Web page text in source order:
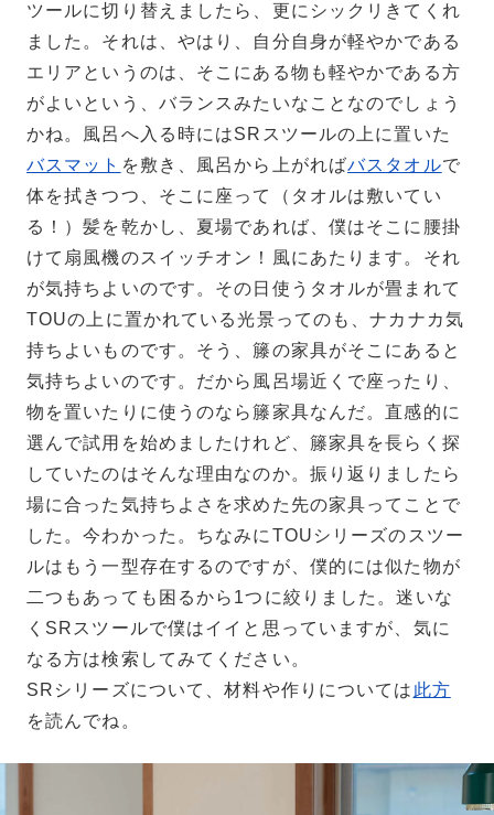
ツールに切り替えましたら、更にシックリきてくれ
ました。それは、やはり、自分自身が軽やかである
エリアというのは、そこにある物も軽やかである方
がよいという、バランスみたいなことなのでしょう
かね。風呂へ入る時にはSRスツールの上に置いた
バスマット を敷き、風呂から上がればバスタオルで
体を拭きつつ、そこに座って（タオルは敷いてい
る！）髪を乾かし、夏場であれば、僕はそこに腰掛
けて扇風機のスイッチオン！風にあたります。それ
が気持ちよいのです。その日使うタオルが畳まれて
TOUの上に置かれている光景ってのも、ナカナカ気
持ちよいものです。そう、籐の家具がそこにあると
気持ちよいのです。だから風呂場近くで座ったり、
物を置いたりに使うのなら籐家具なんだ。直感的に
選んで試用を始めましたけれど、籐家具を長らく探
していたのはそんな理由なのか。振り返りましたら
場に合った気持ちよさを求めた先の家具ってことで
した。今わかった。ちなみにTOUシリーズのスツー
ルはもう一型存在するのですが、僕的には似た物が
二つもあっても困るから1つに絞りました。迷いな
くSRスツールで僕はイイと思っていますが、気に
なる方は検索してみてください。
SRシリーズについて、材料や作りについては 此方
を読んでね。